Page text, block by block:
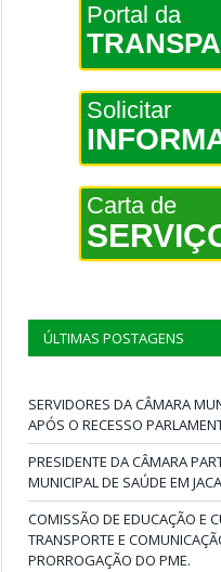
Portal da
Solicitar
Carta de
ÚLTIMAS POSTAGENS
SERVIDORES DA CÂMARA
APÓS O RECESSO
PRESIDENTE DA CÂMARA
MUNICIPAL DE SAÚDE EM
COMISSÃO DE EDUCAÇÃO E
TRANSPORTE E
PRORROGAÇÃO DO PME.